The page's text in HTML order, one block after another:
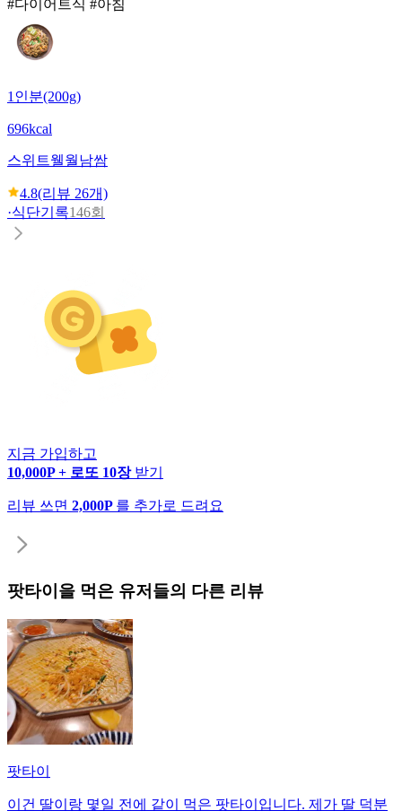
#다이어트식 #아침
1인분(200g)
696kcal
스위트웰월남쌈
4.8(리뷰 26개)
·식단기록146회
지금 가입하고
10,000P + 로또 10장 받기
리뷰 쓰면 2,000P 를 추가로 드려요
팟타이 을 먹은 유저들의 다른 리뷰
팟타이
이건 딸이랑 몇일 전에 같이 먹은 팟타이입니다. 제가 딸 덕분